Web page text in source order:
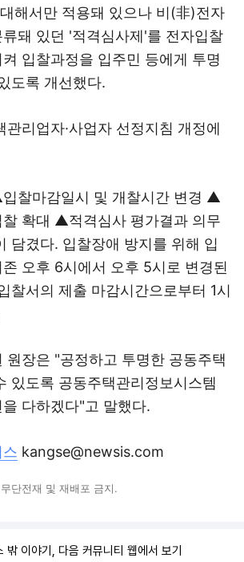
해서만 적용돼 있으나 비(非)전자
돼 있던 '적격심사제'를 전자입찰
입찰과정을 입주민 등에게 투명
도록 개선했다.
관리업자·사업자 선정지침 개정에
찰마감일시 및 개찰시간 변경 ▲
찰 확대 ▲적격심사 평가결과 의무
담겼다. 입찰장애 방지를 위해 입
오후 6시에서 오후 5시로 변경된
찰서의 제출 마감시간으로부터 1시
원장은 "공정하고 투명한 공동주택
있도록 공동주택관리정보시스템
다하겠다"고 말했다.
kangse@newsis.com
단전재 및 재배포 금지.
밖 이야기, 다음 커뮤니티 웹에서 보기